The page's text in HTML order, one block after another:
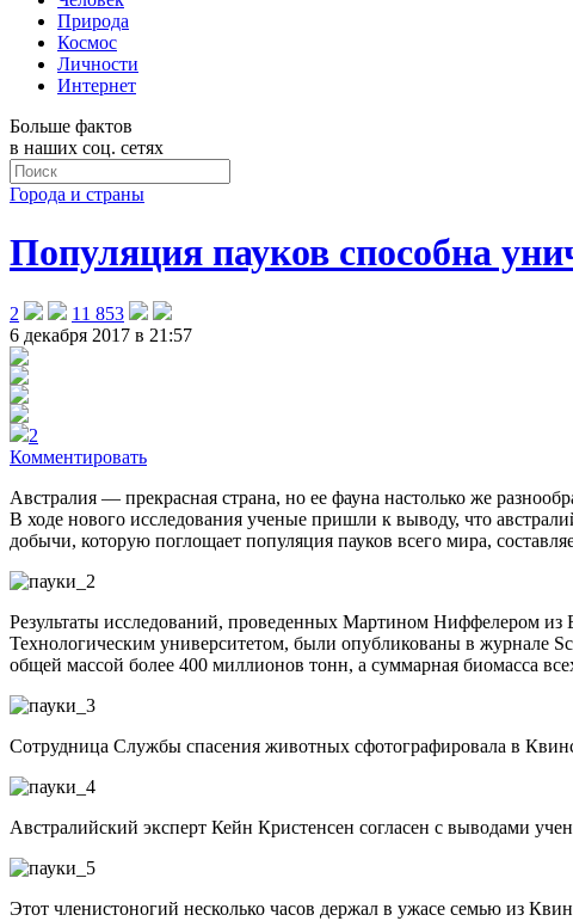
Природа
Космос
Личности
Интернет
Больше фактов
в наших соц. сетях
Города и страны
Популяция пауков способна
2
11 853
6 декабря 2017 в 21:57
2
Комментировать
Австралия — прекрасная страна, но ее фауна настолько же
В ходе нового исследования ученые пришли к выводу, что
добычи, которую поглощает популяция пауков всего мира,
Результаты исследований, проведенных Мартином Ниффелером из
Технологическим университетом, были опубликованы в журнале
общей массой более 400 миллионов тонн, а суммарная биомасса
Сотрудница Службы спасения животных сфотографировала в
Австралийский эксперт Кейн Кристенсен согласен с выводами
Этот членистоногий несколько часов держал в ужасе семью из